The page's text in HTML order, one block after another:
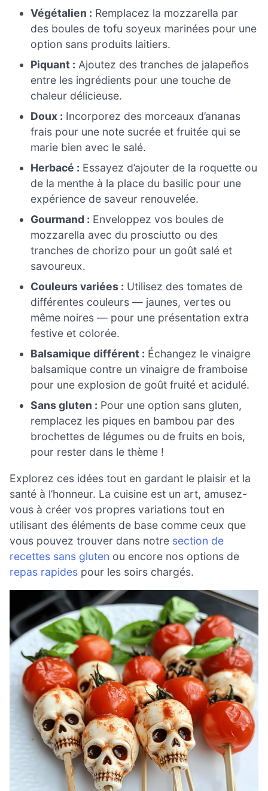
Végétalien : Remplacez la mozzarella par
des boules de tofu soyeux marinées pour une
option sans produits laitiers.
Piquant : Ajoutez des tranches de jalapeños
entre les ingrédients pour une touche de
chaleur délicieuse.
Doux : Incorporez des morceaux d’ananas
frais pour une note sucrée et fruitée qui se
marie bien avec le salé.
Herbacé : Essayez d’ajouter de la roquette ou
de la menthe à la place du basilic pour une
expérience de saveur renouvelée.
Gourmand : Enveloppez vos boules de
mozzarella avec du prosciutto ou des
tranches de chorizo pour un goût salé et
savoureux.
Couleurs variées : Utilisez des tomates de
différentes couleurs — jaunes, vertes ou
même noires — pour une présentation extra
festive et colorée.
Balsamique différent : Échangez le vinaigre
balsamique contre un vinaigre de framboise
pour une explosion de goût fruité et acidulé.
Sans gluten : Pour une option sans gluten,
remplacez les piques en bambou par des
brochettes de légumes ou de fruits en bois,
pour rester dans le thème !
Explorez ces idées tout en gardant le plaisir et la
santé à l’honneur. La cuisine est un art, amusez-
vous à créer vos propres variations tout en
utilisant des éléments de base comme ceux que
vous pouvez trouver dans notre section de
recettes sans gluten ou encore nos options de
repas rapides pour les soirs chargés.